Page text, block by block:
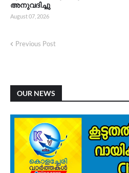
അനുവദിച്ചു
August 07, 2026
Previous Post
OUR NEWS